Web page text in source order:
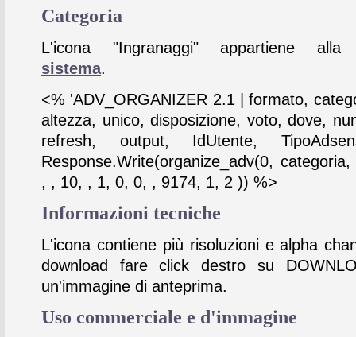
Categoria
L'icona "Ingranaggi" appartiene alla
sistema.
<% 'ADV_ORGANIZER 2.1 | formato,
altezza, unico, disposizione, voto, dove,
refresh, output, IdUtente,
Response.Write(organize_adv(0,
, , 10, , 1, 0, 0, , 9174, 1, 2 )) %>
Informazioni tecniche
L'icona contiene più risoluzioni e alpha
download fare click destro su
un'immagine di anteprima.
Uso commerciale e d'immagine